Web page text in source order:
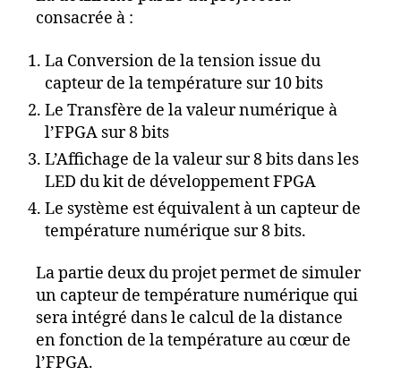
consacrée à :
La Conversion de la tension issue du
capteur de la température sur 10 bits
Le Transfère de la valeur numérique à
l’FPGA sur 8 bits
L’Affichage de la valeur sur 8 bits dans les
LED du kit de développement FPGA
Le système est équivalent à un capteur de
température numérique sur 8 bits.
La partie deux du projet permet de simuler
un capteur de température numérique qui
sera intégré dans le calcul de la distance
en fonction de la température au cœur de
l’FPGA.